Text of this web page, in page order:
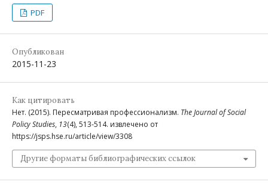
PDF
Опубликован
2015-11-23
Как цитировать
Нет. (2015). Пересматривая профессионализм. The Journal of Social
Policy Studies, 13(4), 513-514. извлечено от
https://jsps.hse.ru/article/view/3308
Другие форматы библиографических ссылок